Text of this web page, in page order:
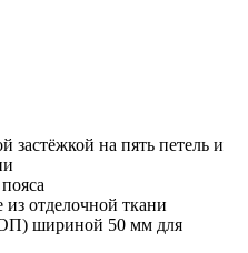
застёжкой на пять петель и
отделочной ткани
шириной 50 мм для